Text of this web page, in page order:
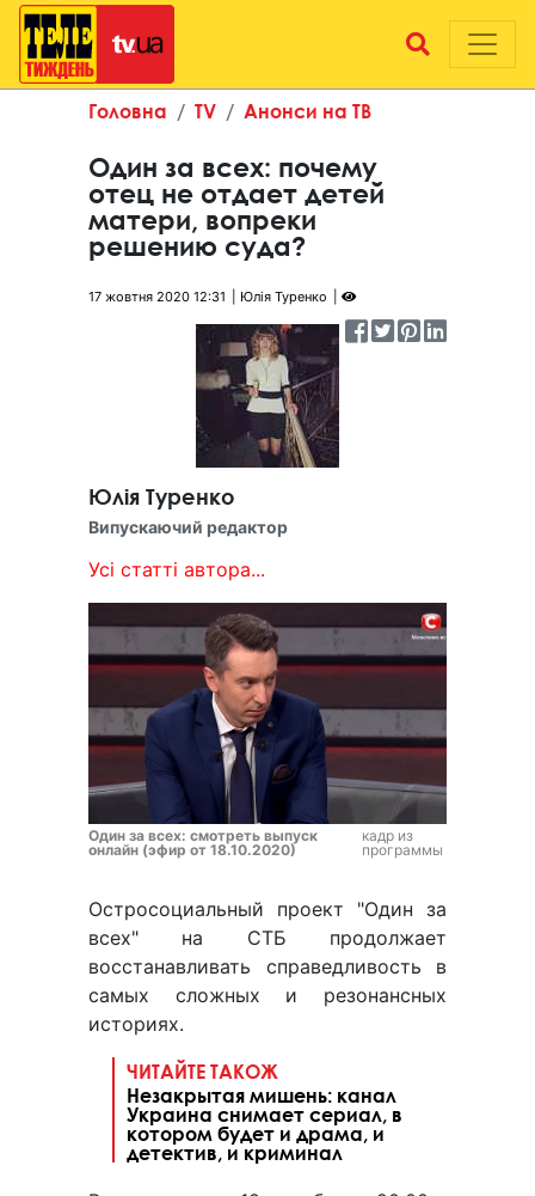
Головна TV Анонси на ТВ
Один за всех: почему
отец не отдает детей
матери, вопреки
решению суда?
17 жовтня 2020 12:31 Юлія Туренко
Юлія Туренко
Випускаючий редактор
Усі статті автора...
Один за всех: смотреть выпуск
онлайн (эфир от 18.10.2020)
кадр из
программы
Остросоциальный проект "Один за
всех" на СТБ продолжает
восстанавливать справедливость в
самых сложных и резонансных
историях.
ЧИТАЙТЕ ТАКОЖ
Незакрытая мишень: канал
Украина снимает сериал, в
котором будет и драма, и
детектив, и криминал